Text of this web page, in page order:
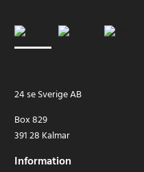
24 se Sverige AB
Box 829
391 28 Kalmar
Information